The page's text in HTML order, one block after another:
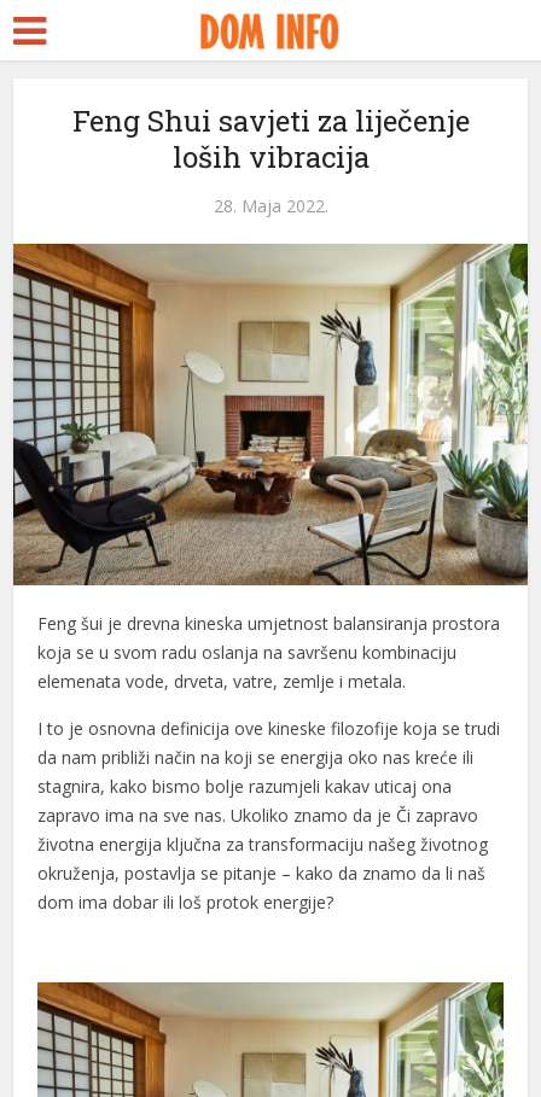
Feng Shui savjeti za liječenje
loših vibracija
28. Maja 2022.
Feng šui je drevna kineska umjetnost balansiranja prostora
koja se u svom radu oslanja na savršenu kombinaciju
elemenata vode, drveta, vatre, zemlje i metala.
I to je osnovna definicija ove kineske filozofije koja se trudi
da nam približi način na koji se energija oko nas kreće ili
stagnira, kako bismo bolje razumjeli kakav uticaj ona
zapravo ima na sve nas. Ukoliko znamo da je Či zapravo
životna energija ključna za transformaciju našeg životnog
okruženja, postavlja se pitanje – kako da znamo da li naš
dom ima dobar ili loš protok energije?